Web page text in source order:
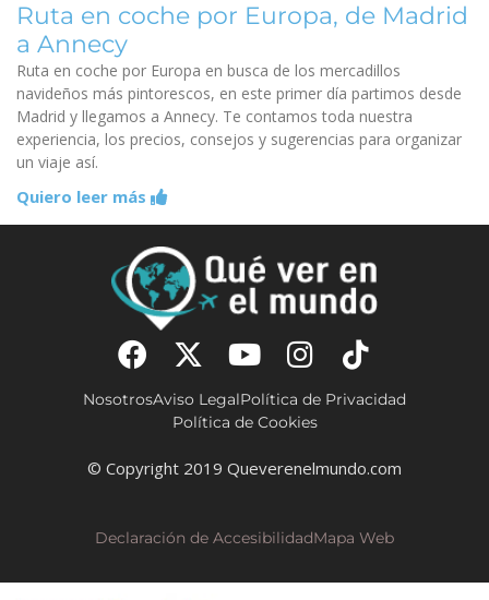
Ruta en coche por Europa, de Madrid
a Annecy
Ruta en coche por Europa en busca de los mercadillos
navideños más pintorescos, en este primer día partimos desde
Madrid y llegamos a Annecy. Te contamos toda nuestra
experiencia, los precios, consejos y sugerencias para organizar
un viaje así.
Quiero leer más
NosotrosAviso LegalPolítica de Privacidad
Política de Cookies
© Copyright 2019 Queverenelmundo.com
Declaración de AccesibilidadMapa Web